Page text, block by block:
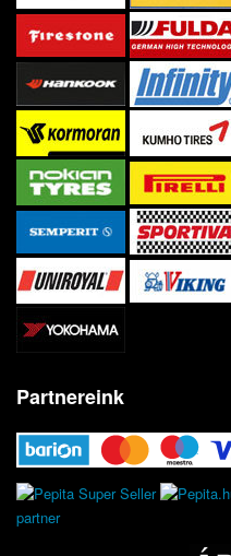
Partnereink
partner